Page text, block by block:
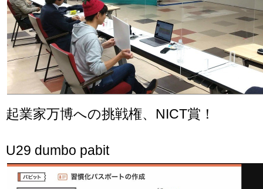
起業家万博への挑戦権、NICT賞！
U29 dumbo pabit